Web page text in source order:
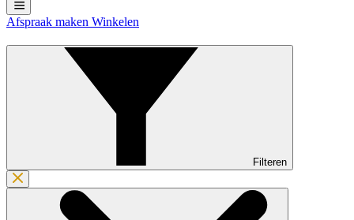
Afspraak maken Winkelen
Filteren